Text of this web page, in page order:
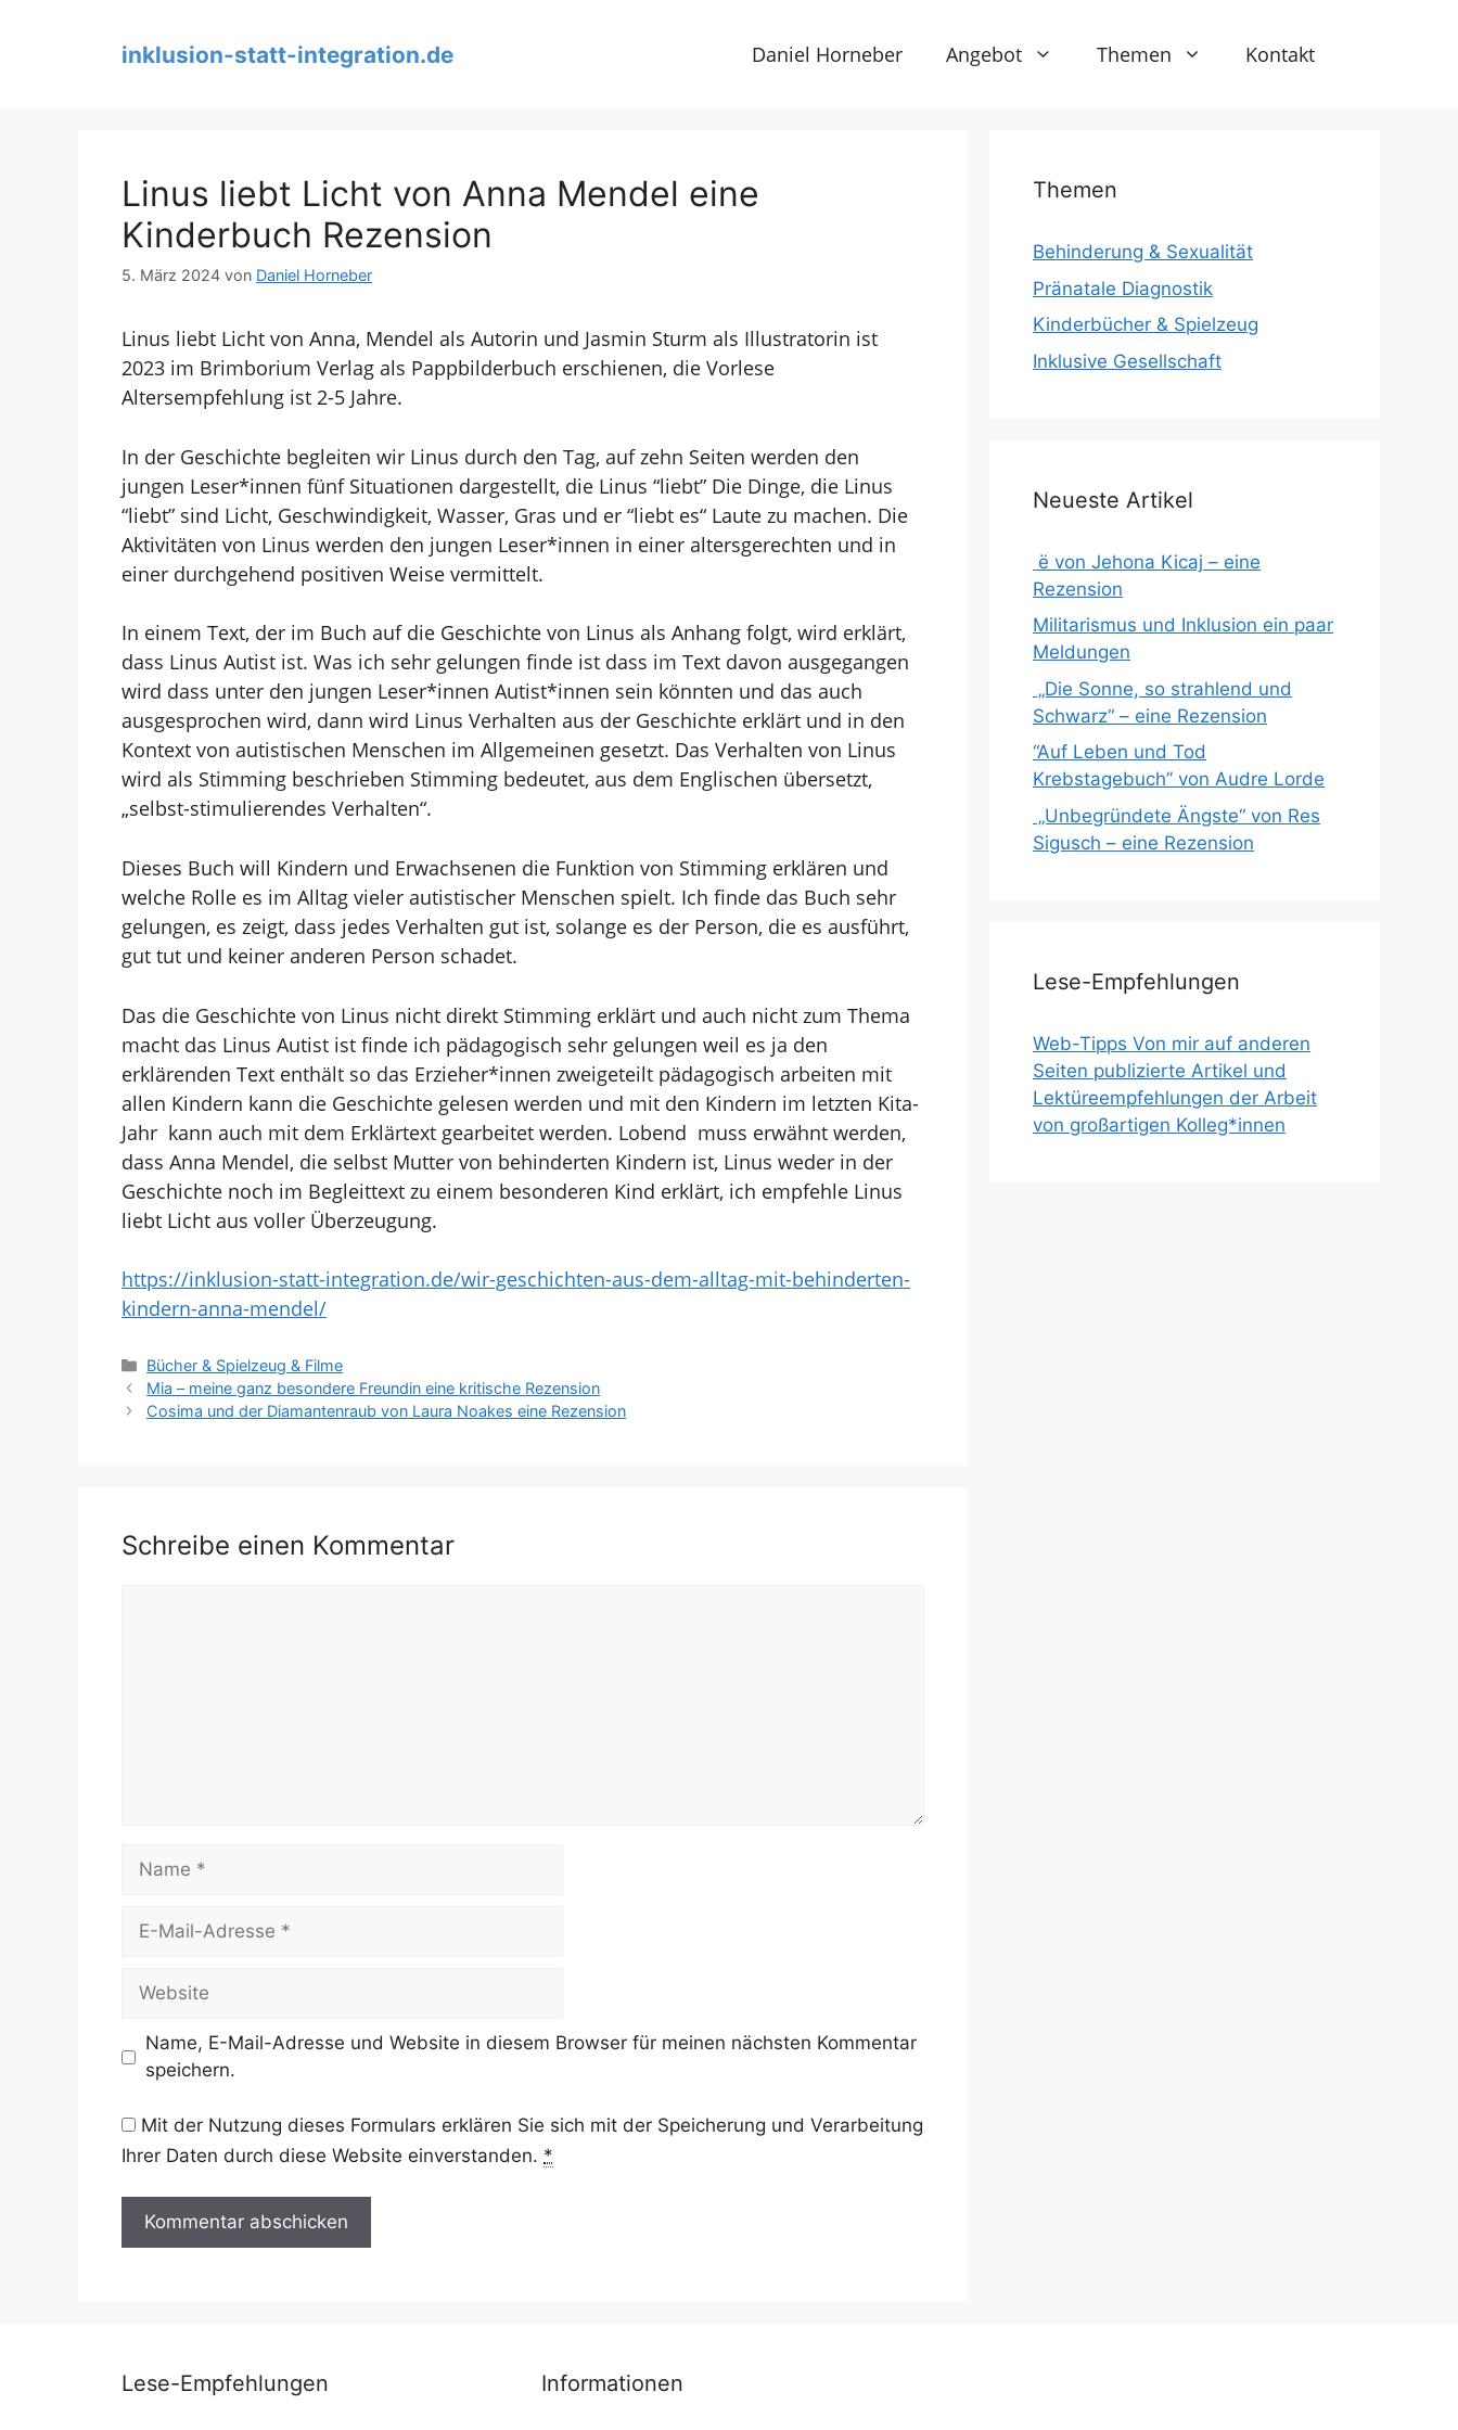
inklusion-statt-integration.de Daniel Horneber Angebot Themen Kontakt
Linus liebt Licht von Anna Mendel eine
Kinderbuch Rezension
5. März 2024 von Daniel Horneber
Linus liebt Licht von Anna, Mendel als Autorin und Jasmin Sturm als Illustratorin ist
2023 im Brimborium Verlag als Pappbilderbuch erschienen, die Vorlese
Altersempfehlung ist 2-5 Jahre.
In der Geschichte begleiten wir Linus durch den Tag, auf zehn Seiten werden den
jungen Leser*innen fünf Situationen dargestellt, die Linus “liebt” Die Dinge, die Linus
“liebt” sind Licht, Geschwindigkeit, Wasser, Gras und er “liebt es“ Laute zu machen. Die
Aktivitäten von Linus werden den jungen Leser*innen in einer altersgerechten und in
einer durchgehend positiven Weise vermittelt.
In einem Text, der im Buch auf die Geschichte von Linus als Anhang folgt, wird erklärt,
dass Linus Autist ist. Was ich sehr gelungen finde ist dass im Text davon ausgegangen
wird dass unter den jungen Leser*innen Autist*innen sein könnten und das auch
ausgesprochen wird, dann wird Linus Verhalten aus der Geschichte erklärt und in den
Kontext von autistischen Menschen im Allgemeinen gesetzt. Das Verhalten von Linus
wird als Stimming beschrieben Stimming bedeutet, aus dem Englischen übersetzt,
„selbst-stimulierendes Verhalten“.
Dieses Buch will Kindern und Erwachsenen die Funktion von Stimming erklären und
welche Rolle es im Alltag vieler autistischer Menschen spielt. Ich finde das Buch sehr
gelungen, es zeigt, dass jedes Verhalten gut ist, solange es der Person, die es ausführt,
gut tut und keiner anderen Person schadet.
Das die Geschichte von Linus nicht direkt Stimming erklärt und auch nicht zum Thema
macht das Linus Autist ist finde ich pädagogisch sehr gelungen weil es ja den
erklärenden Text enthält so das Erzieher*innen zweigeteilt pädagogisch arbeiten mit
allen Kindern kann die Geschichte gelesen werden und mit den Kindern im letzten Kita-
Jahr kann auch mit dem Erklärtext gearbeitet werden. Lobend muss erwähnt werden,
dass Anna Mendel, die selbst Mutter von behinderten Kindern ist, Linus weder in der
Geschichte noch im Begleittext zu einem besonderen Kind erklärt, ich empfehle Linus
liebt Licht aus voller Überzeugung.
https://inklusion-statt-integration.de/wir-geschichten-aus-dem-alltag-mit-behinderten-
kindern-anna-mendel/
Kategorien
Bücher & Spielzeug & Filme
Mia – meine ganz besondere Freundin eine kritische Rezension
Cosima und der Diamantenraub von Laura Noakes eine Rezension
Schreibe einen Kommentar
Name
Website
Name, E-Mail-Adresse und Website in diesem Browser für meinen nächsten Kommentar
speichern.
Mit der Nutzung dieses Formulars erklären Sie sich mit der Speicherung und Verarbeitung
Ihrer Daten durch diese Website einverstanden. *
Themen
Behinderung & Sexualität
Pränatale Diagnostik
Kinderbücher & Spielzeug
Inklusive Gesellschaft
Neueste Artikel
ë von Jehona Kicaj – eine
Rezension
Militarismus und Inklusion ein paar
Meldungen
„Die Sonne, so strahlend und
Schwarz“ – eine Rezension
“Auf Leben und Tod
Krebstagebuch” von Audre Lorde
„Unbegründete Ängste“ von Res
Sigusch – eine Rezension
Lese-Empfehlungen
Web-Tipps Von mir auf anderen
Seiten publizierte Artikel und
Lektüreempfehlungen der Arbeit
von großartigen Kolleg*innen
Lese-Empfehlungen Informationen